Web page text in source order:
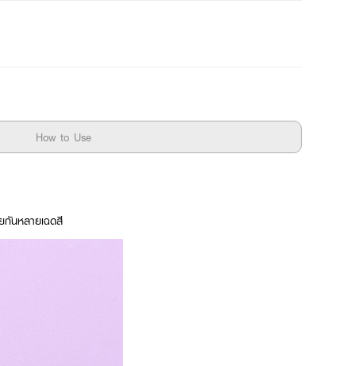
How to Use
กันหลายเฉดสี